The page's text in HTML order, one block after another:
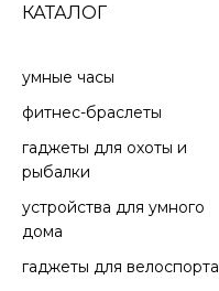
КАТАЛОГ
умные часы
фитнес-браслеты
гаджеты для охоты и
рыбалки
устройства для умного
дома
гаджеты для велоспорта